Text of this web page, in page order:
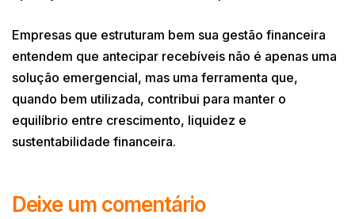
Empresas que estruturam bem sua gestão financeira
entendem que antecipar recebíveis não é apenas uma
solução emergencial, mas uma ferramenta que,
quando bem utilizada, contribui para manter o
equilíbrio entre crescimento, liquidez e
sustentabilidade financeira.
Deixe um comentário